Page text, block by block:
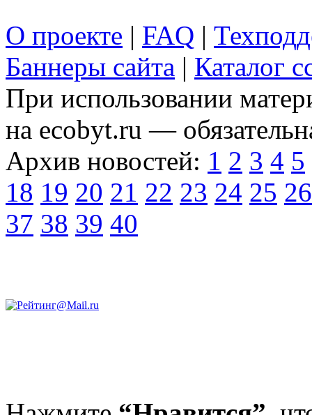
О проекте | FAQ |
Баннеры сайта | Каталог
При использовании
на ecobyt.ru —
Архив новостей: 1 2 3 4 5
18 19 20 21 22 23 24 25 26
37 38 39 40